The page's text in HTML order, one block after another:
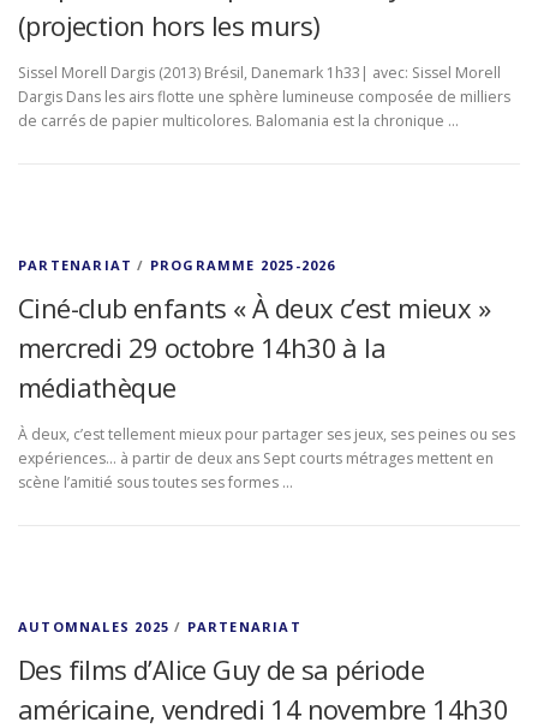
(projection hors les murs)
Sissel Morell Dargis (2013) Brésil, Danemark 1h33| avec: Sissel Morell
Dargis Dans les airs flotte une sphère lumineuse composée de milliers
de carrés de papier multicolores. Balomania est la chronique …
PARTENARIAT / PROGRAMME 2025-2026
Ciné-club enfants « À deux c’est mieux »
mercredi 29 octobre 14h30 à la
médiathèque
À deux, c’est tellement mieux pour partager ses jeux, ses peines ou ses
expériences… à partir de deux ans Sept courts métrages mettent en
scène l’amitié sous toutes ses formes …
AUTOMNALES 2025 / PARTENARIAT
Des films d’Alice Guy de sa période
américaine, vendredi 14 novembre 14h30